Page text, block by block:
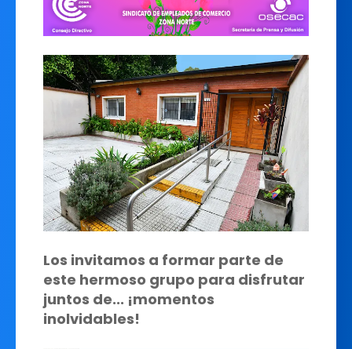
Los invitamos a formar parte de
este hermoso grupo para disfrutar
juntos de... ¡momentos
inolvidables!